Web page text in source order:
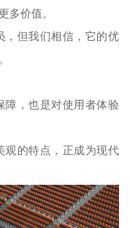
多价值。
，但我们相信，它的优
障，也是对使用者体验
观的特点，正成为现代